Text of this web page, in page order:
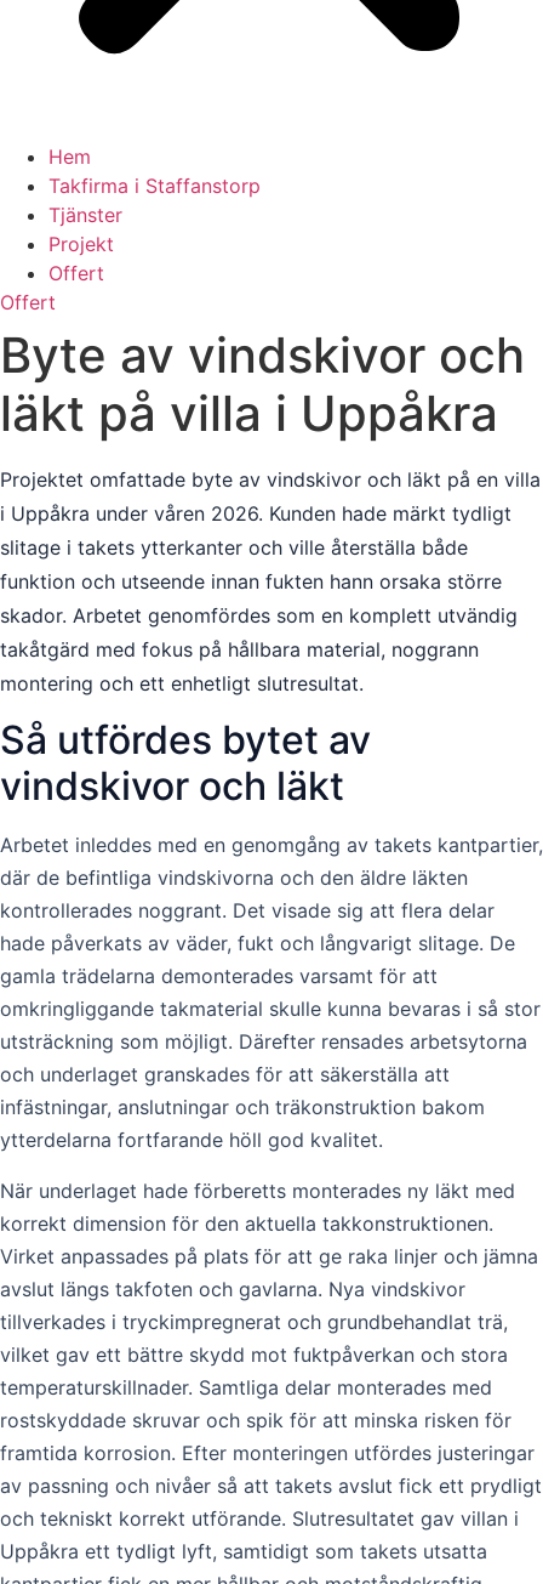
Hem
Takfirma i Staffanstorp
Tjänster
Projekt
Offert
Offert
Byte av vindskivor och
läkt på villa i Uppåkra
Projektet omfattade byte av vindskivor och läkt på en villa
i Uppåkra under våren 2026. Kunden hade märkt tydligt
slitage i takets ytterkanter och ville återställa både
funktion och utseende innan fukten hann orsaka större
skador. Arbetet genomfördes som en komplett utvändig
takåtgärd med fokus på hållbara material, noggrann
montering och ett enhetligt slutresultat.
Så utfördes bytet av
vindskivor och läkt
Arbetet inleddes med en genomgång av takets kantpartier,
där de befintliga vindskivorna och den äldre läkten
kontrollerades noggrant. Det visade sig att flera delar
hade påverkats av väder, fukt och långvarigt slitage. De
gamla trädelarna demonterades varsamt för att
omkringliggande takmaterial skulle kunna bevaras i så stor
utsträckning som möjligt. Därefter rensades arbetsytorna
och underlaget granskades för att säkerställa att
infästningar, anslutningar och träkonstruktion bakom
ytterdelarna fortfarande höll god kvalitet.
När underlaget hade förberetts monterades ny läkt med
korrekt dimension för den aktuella takkonstruktionen.
Virket anpassades på plats för att ge raka linjer och jämna
avslut längs takfoten och gavlarna. Nya vindskivor
tillverkades i tryckimpregnerat och grundbehandlat trä,
vilket gav ett bättre skydd mot fuktpåverkan och stora
temperaturskillnader. Samtliga delar monterades med
rostskyddade skruvar och spik för att minska risken för
framtida korrosion. Efter monteringen utfördes justeringar
av passning och nivåer så att takets avslut fick ett prydligt
och tekniskt korrekt utförande. Slutresultatet gav villan i
Uppåkra ett tydligt lyft, samtidigt som takets utsatta